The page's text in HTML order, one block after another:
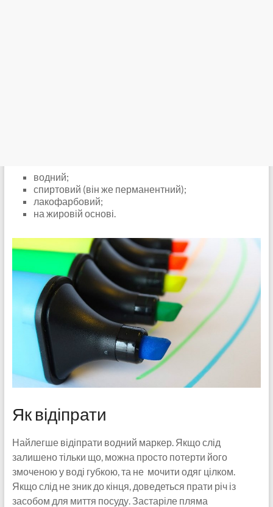
водний;
спиртовий (він же перманентний);
лакофарбовий;
на жировій основі.
Як відіпрати
Найлегше відіпрати водний маркер. Якщо слід
залишено тільки що, можна просто потерти його
змоченою у воді губкою, та не мочити одяг цілком.
Якщо слід не зник до кінця, доведеться прати річ із
засобом для миття посуду. Застаріле пляма